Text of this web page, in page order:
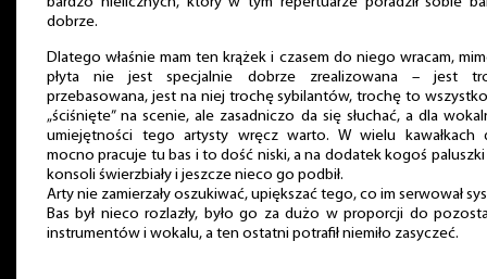
dobrze.
Dlatego właśnie mam ten krążek i czasem do niego wracam,
płyta nie jest specjalnie dobrze zrealizowana – jest
przebasowana, jest na niej trochę sybilantów, trochę to
„ściśnięte” na scenie, ale zasadniczo da się słuchać, a dla
umiejętności tego artysty wręcz warto. W wielu kawałkach
mocno pracuje tu bas i to dość niski, a na dodatek kogoś paluszki
konsoli świerzbiały i jeszcze nieco go podbił.
Arty nie zamierzały oszukiwać, upiększać tego, co im serwował
Bas był nieco rozlazły, było go za dużo w proporcji do
instrumentów i wokalu, a ten ostatni potrafił niemiło zasyczeć.